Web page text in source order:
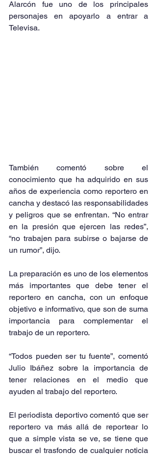
Alarcón fue uno de los principales
personajes en apoyarlo a entrar a
Televisa.
También comentó sobre el
conocimiento que ha adquirido en sus
años de experiencia como reportero en
cancha y destacó las responsabilidades
y peligros que se enfrentan. “No entrar
en la presión que ejercen las redes”,
“no trabajen para subirse o bajarse de
un rumor”, dijo.
La preparación es uno de los elementos
más importantes que debe tener el
reportero en cancha, con un enfoque
objetivo e informativo, que son de suma
importancia para complementar el
trabajo de un reportero.
“Todos pueden ser tu fuente”, comentó
Julio Ibáñez sobre la importancia de
tener relaciones en el medio que
ayuden al trabajo del reportero.
El periodista deportivo comentó que ser
reportero va más allá de reportear lo
que a simple vista se ve, se tiene que
buscar el trasfondo de cualquier noticia